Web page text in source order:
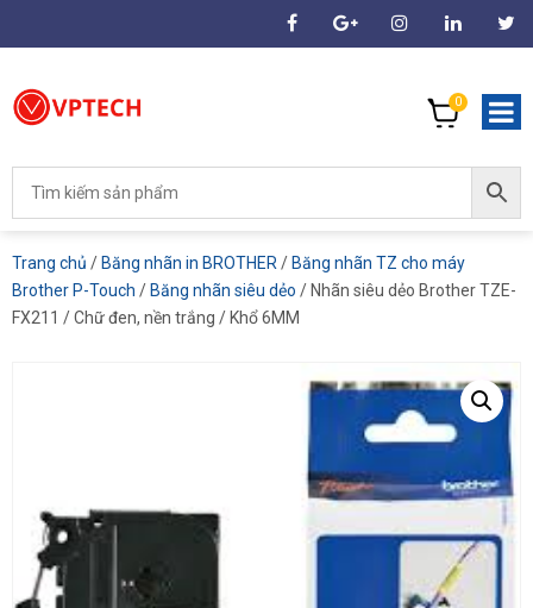
0
Trang chủ / Băng nhãn in BROTHER / Băng nhãn TZ cho máy
Brother P-Touch / Băng nhãn siêu dẻo / Nhãn siêu dẻo Brother TZE-
FX211 / Chữ đen, nền trắng / Khổ 6MM